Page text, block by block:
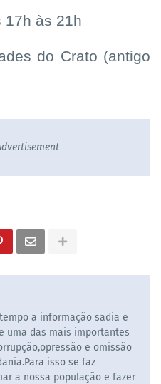
17h às 21h
do Crato (antigo
a informação sadia e
uma das mais importantes
e omissão
isso se faz
a nossa população e fazer